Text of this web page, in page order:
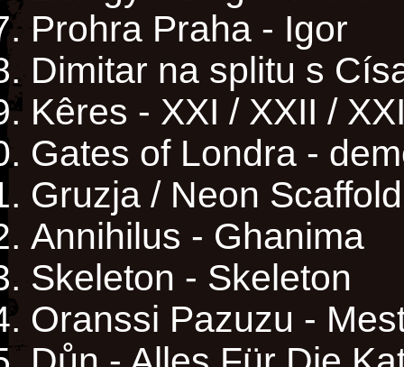
Prohra Praha - Igor
Dimitar na splitu s
Kêres - XXI / XXII /
Gates of Londra -
Gruzja / Neon
Annihilus - Ghanima
Skeleton - Skeleton
Oranssi Pazuzu -